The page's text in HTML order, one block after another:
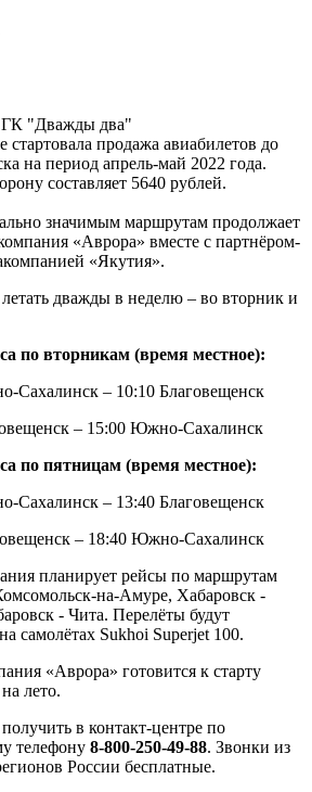
ГК "Дважды два"
стартовала продажа авиабилетов до
на период апрель-май 2022 года.
составляет 5640 рублей.
значимым маршрутам продолжает
«Аврора» вместе с партнёром-
«Якутия».
дважды в неделю – во вторник и
по вторникам (время местное):
Сахалинск – 10:10 Благовещенск
– 15:00 Южно-Сахалинск
по пятницам (время местное):
Сахалинск – 13:40 Благовещенск
– 18:40 Южно-Сахалинск
планирует рейсы по маршрутам
на-Амуре, Хабаровск -
- Чита. Перелёты будут
самолётах Sukhoi Superjet 100.
«Аврора» готовится к старту
лето.
в контакт-центре по
телефону 8-800-250-49-88. Звонки из
России бесплатные.